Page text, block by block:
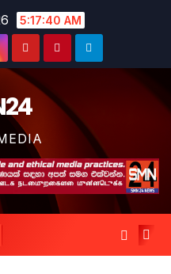
5:17:41 AM